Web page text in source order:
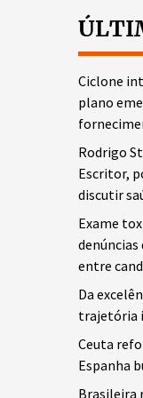
Ciclone
plano
Rodrigo
Escritor,
discutir
Exame
denúncias
entre
Da
trajetória
Ceuta
Espanha
Brasileira